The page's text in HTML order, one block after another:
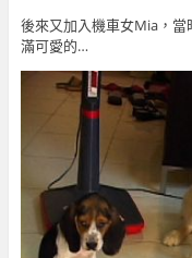
後來又加入機車女Mia，
滿可愛的…